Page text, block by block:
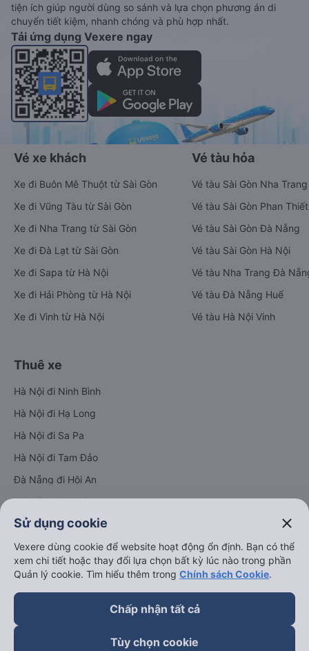
tiện ích giúp người dùng so sánh và lựa chọn phương án di
chuyển tiết kiệm, nhanh chóng và phù hợp nhất.
Tải ứng dụng Vexere ngay
Vé xe khách
Xe đi Buôn Mê Thuột từ Sài Gòn
Xe đi Vũng Tàu từ Sài Gòn
Xe đi Nha Trang từ Sài Gòn
Xe đi Đà Lạt từ Sài Gòn
Xe đi Sapa từ Hà Nội
Xe đi Hải Phòng từ Hà Nội
Xe đi Vinh từ Hà Nội
Vé tàu hỏa
Vé tàu Sài Gòn Nha Trang
Vé tàu Sài Gòn Phan Thiết
Vé tàu Sài Gòn Đà Nẵng
Vé tàu Sài Gòn Hà Nội
Vé tàu Nha Trang Đà
Vé tàu Đà Nẵng Huế
Vé tàu Hà Nội Vinh
Thuê xe
Hà Nội đi Ninh Bình
Hà Nội đi Hạ Long
Hà Nội đi Sa Pa
Hà Nội đi Tam Đảo
Đà Nẵng đi Hội An
Đà Nẵng đi Huế
Hải Phòng đi Hà Nội
Xem tất cả tuyến đường
Sử dụng cookie close
Vexere dùng cookie để website hoạt động ổn định. Bạn có thể
xem chi tiết hoặc thay đổi lựa chọn bất kỳ lúc nào trong phần
Quản lý cookie. Tìm hiểu thêm trong Chính sách Cookie.
Chấp nhận tất cả
Tùy chọn cookie